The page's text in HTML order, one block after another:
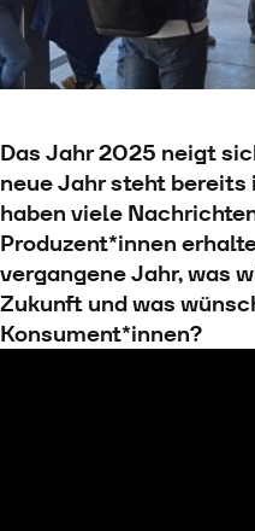
Das Jahr 2025 neigt
neue Jahr steht
haben viele
Produzent*innen
vergangene Jahr, was
Zukunft und was
Konsument*innen?